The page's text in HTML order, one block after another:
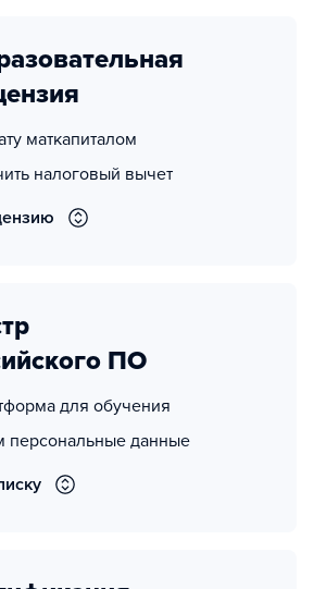
маткапиталом
налоговый вычет
ПО
для обучения
персональные данные